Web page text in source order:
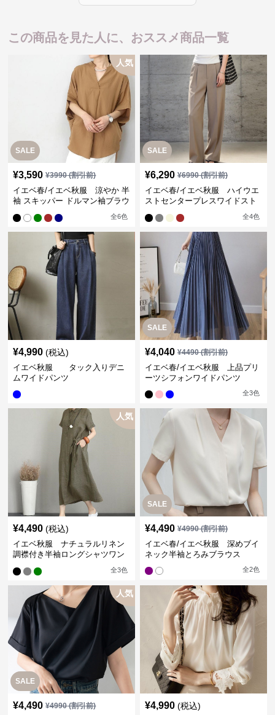
この商品を見た人に、おススメ商品一覧
SALE
人気
¥3,590 ¥3990(割引前)
イエベ春/イエベ秋服 涼やか 半
袖 スキッパー ドルマン袖ブラウ
全6色
SALE
¥6,290 ¥6990(割引前)
イエベ春/イエベ秋服 ハイウエ
ストセンタープレスワイドスト
全4色
¥4,990 (税込)
イエベ秋服 タック入りデニ
ムワイドパンツ
SALE
¥4,040 ¥4490(割引前)
イエベ春/イエベ秋服 上品プリ
ーツシフォンワイドパンツ
全3色
人気
¥4,490 (税込)
イエベ秋服 ナチュラルリネン
調襟付き半袖ロングシャツワン
全3色
SALE
¥4,490 ¥4990(割引前)
イエベ春/イエベ秋服 深めブイ
ネック半袖とろみブラウス
全2色
SALE
人気
¥4,490 ¥4990(割引前) ¥4,990 (税込)